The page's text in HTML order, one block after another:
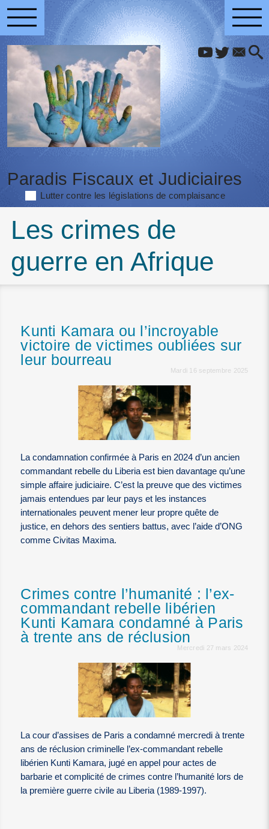
Paradis Fiscaux et Judiciaires
Lutter contre les législations de complaisance
Les crimes de
guerre en Afrique
Kunti Kamara ou l’incroyable
victoire de victimes oubliées sur
leur bourreau
Mardi 16 septembre 2025
La condamnation confirmée à Paris en 2024 d’un ancien
commandant rebelle du Liberia est bien davantage qu’une
simple affaire judiciaire. C’est la preuve que des victimes
jamais entendues par leur pays et les instances
internationales peuvent mener leur propre quête de
justice, en dehors des sentiers battus, avec l’aide d’ONG
comme Civitas Maxima.
Crimes contre l’humanité : l’ex-
commandant rebelle libérien
Kunti Kamara condamné à Paris
à trente ans de réclusion
Mercredi 27 mars 2024
La cour d’assises de Paris a condamné mercredi à trente
ans de réclusion criminelle l’ex-commandant rebelle
libérien Kunti Kamara, jugé en appel pour actes de
barbarie et complicité de crimes contre l’humanité lors de
la première guerre civile au Liberia (1989-1997).